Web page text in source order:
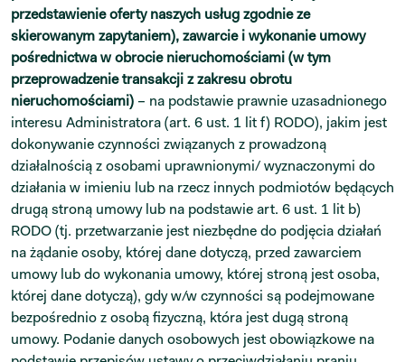
przedstawienie oferty naszych usług zgodnie ze
skierowanym zapytaniem), zawarcie i wykonanie umowy
pośrednictwa w obrocie nieruchomościami (w tym
przeprowadzenie transakcji z zakresu obrotu
nieruchomościami) – na podstawie prawnie uzasadnionego
interesu Administratora (art. 6 ust. 1 lit f) RODO), jakim jest
dokonywanie czynności związanych z prowadzoną
działalnością z osobami uprawnionymi/ wyznaczonymi do
działania w imieniu lub na rzecz innych podmiotów będących
drugą stroną umowy lub na podstawie art. 6 ust. 1 lit b)
RODO (tj. przetwarzanie jest niezbędne do podjęcia działań
na żądanie osoby, której dane dotyczą, przed zawarciem
umowy lub do wykonania umowy, której stroną jest osoba,
której dane dotyczą), gdy w/w czynności są podejmowane
bezpośrednio z osobą fizyczną, która jest dugą stroną
umowy. Podanie danych osobowych jest obowiązkowe na